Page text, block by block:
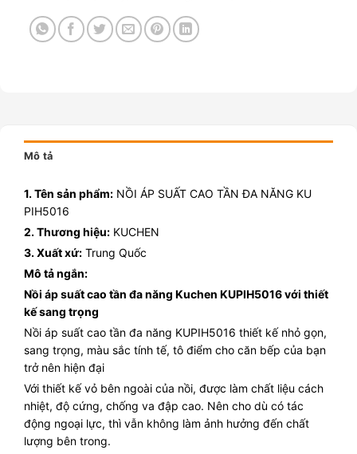
Mô tả
1. Tên sản phẩm: NỒI ÁP SUẤT CAO TẦN ĐA NĂNG KU
PIH5016
2. Thương hiệu: KUCHEN
3. Xuất xứ: Trung Quốc
Mô tả ngắn:
Nồi áp suất cao tần đa năng Kuchen KUPIH5016 với thiết
kế sang trọng
Nồi áp suất cao tần đa năng KUPIH5016 thiết kế nhỏ gọn,
sang trọng, màu sắc tính tế, tô điểm cho căn bếp của bạn
trở nên hiện đại
Với thiết kế vỏ bên ngoài của nồi, được làm chất liệu cách
nhiệt, độ cứng, chống va đập cao. Nên cho dù có tác
động ngoại lực, thì vẫn không làm ảnh hưởng đến chất
lượng bên trong.